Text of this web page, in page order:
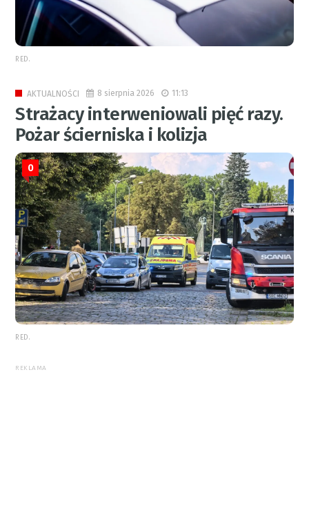
RED.
AKTUALNOŚCI 8 sierpnia 2026 11:13
Strażacy interweniowali pięć razy.
Pożar ścierniska i kolizja
0
RED.
REKLAMA